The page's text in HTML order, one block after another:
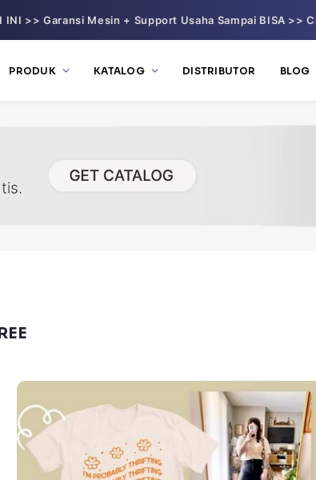
INI >> Garansi Mesin + Support Usaha Sampai BISA >>
PRODUK KATALOG DISTRIBUTOR BLOG